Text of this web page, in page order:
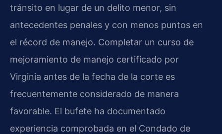
tránsito en lugar de un delito menor, sin
antecedentes penales y con menos puntos en
el récord de manejo. Completar un curso de
mejoramiento de manejo certificado por
Virginia antes de la fecha de la corte es
frecuentemente considerado de manera
favorable. El bufete ha documentado
experiencia comprobada en el Condado de